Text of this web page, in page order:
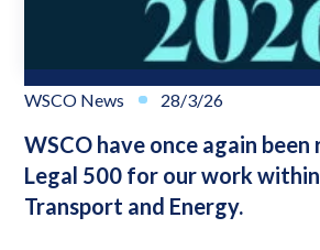
WSCO News 28/3/26
WSCO have once again
Legal 500 for our work within
Transport and Energy.